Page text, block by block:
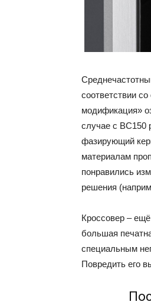
соответствии
модификация»
случае с BC150
фазирующий
материалам
понравились
решения
Кроссовер –
большая
специальным
Повредить его